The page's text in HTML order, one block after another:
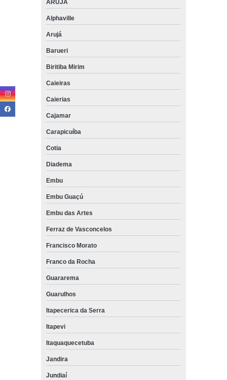
ARUJÁ
Alphaville
Arujá
Barueri
Biritiba Mirim
Caieiras
Caierias
Cajamar
Carapicuíba
Cotia
Diadema
Embu
Embu Guaçú
Embu das Artes
Ferraz de Vasconcelos
Francisco Morato
Franco da Rocha
Guararema
Guarulhos
Itapecerica da Serra
Itapevi
Itaquaquecetuba
Jandira
Jundiaí